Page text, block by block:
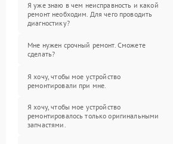
Я уже знаю в чем неисправность и какой
ремонт необходим. Для чего проводить
диагностику?
Мне нужен срочный ремонт. Сможете
сделать?
Я хочу, чтобы мое устройство
ремонтировали при мне.
Я хочу, чтобы мое устройство
ремонтировалось только оригинальными
запчастями.